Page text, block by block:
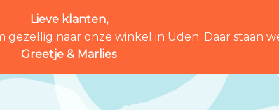
Lieve klanten,
naar onze winkel in Uden. Daar staan
Greetje & Marlies